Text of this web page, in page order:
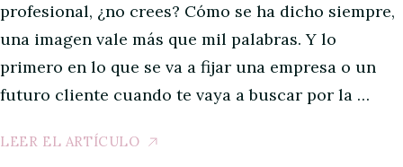
profesional, ¿no crees? Cómo se ha dicho siempre,
una imagen vale más que mil palabras. Y lo
primero en lo que se va a fijar una empresa o un
futuro cliente cuando te vaya a buscar por la …
LEER EL ARTÍCULO